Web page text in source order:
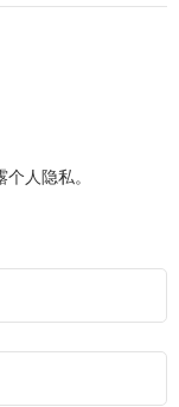
人隐私。